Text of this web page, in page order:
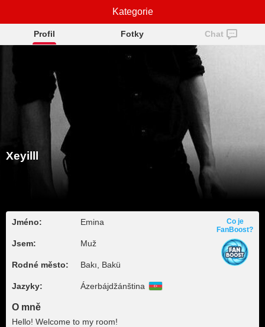
Xeyilll
Profil Fotky Chat
Xeyilll
Jméno: Emina
Jsem: Muž
Rodné město: Bakı, Bakü
Jazyky: Ázerbájdžánština
Co je
FanBoost?
O mně
Hello! Welcome to my room!
Kategorie